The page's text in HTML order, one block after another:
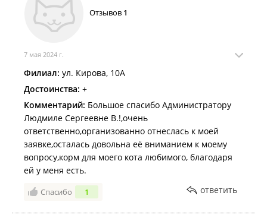
Отзывов 1
7 мая 2024 г.
Филиал: ул. Кирова, 10А
Достоинства: +
Комментарий: Большое спасибо Администратору
Людмиле Сергеевне В.!,очень
ответственно,организованно отнеслась к моей
заявке,осталась довольна её вниманием к моему
вопросу,корм для моего кота любимого, благодаря
ей у меня есть.
Спасибо 1 ответить